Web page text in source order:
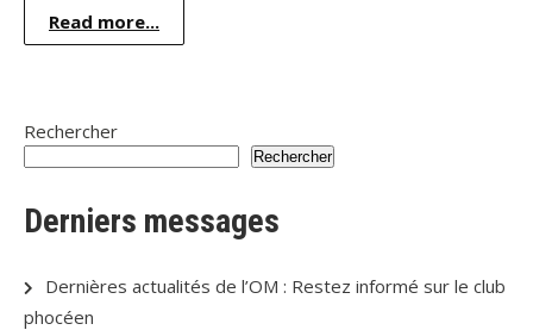
Read more...
Rechercher
Rechercher
Derniers messages
Dernières actualités de l’OM : Restez informé sur le club
phocéen